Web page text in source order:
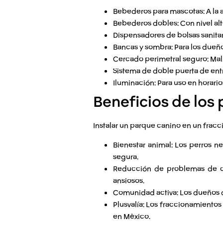
Bebederos para mascotas:A la
Bebederos dobles:Con nivel
Dispensadores de bolsas
Bancas y sombra:Para los
Cercado perimetral seguro:
Sistema de doble puerta de
Iluminación:Para uso en
Beneficios de los
Instalar un parque caninoen un
Bienestar animal:Los perros
segura.
Reducción de problemas de
ansiosos.
Comunidad activa:Los
Plusvalía:Los
en México.